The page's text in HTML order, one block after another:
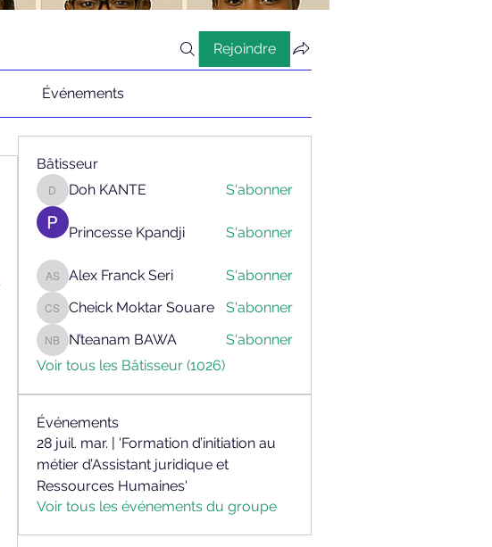
Rejoindre
Événements
Bâtisseur
Doh KANTE
Doh KANTE S'abonner
Princesse Kpandji S'abonner
Alex Franck Seri
Alex Franck Seri S'abonner
Cheick Moktar Souare
Cheick Moktar Souare S'abonner
N’teanam BAWA
N’teanam BAWA
S'abonner
Voir tous les Bâtisseur (1026)
Événements
28 juil. mar. | 'Formation d’initiation au
métier d’Assistant juridique et
Ressources Humaines'
Voir tous les événements du groupe